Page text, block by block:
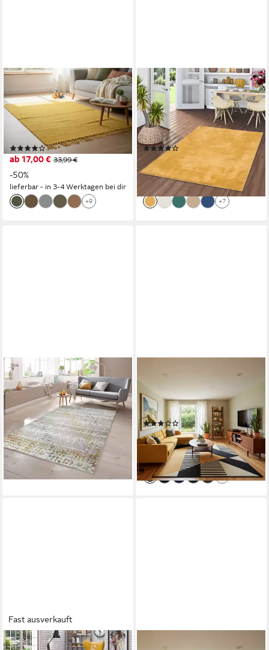
ELEGANT FLOORS
Teppich Chindi Gelb 60x90
cm Baumwolle handgewebt
Flachgewebe wendbar Boho,
Höhe: 9 mm
(22)
ab 17,00 € 33,99 €
-50%
lieferbar - in 3-4 Werktagen bei dir
+9
PERGAMON
Hochflor-Teppich Hochflor
Langflor Super Soft Teppich
Silky, Rechteckig, Höhe: 30
mm
(70)
ab 29,90 € UVP 69,90 €
-57%
lieferbar - in 2-3 Werktagen bei dir
+7
TEPPICHHOME24
Teppich Designer Teppich in
Lila Senfgelb Türkis,
rechteckig
ab 29,99 €
lieferbar - in 3-4 Werktagen bei dir
Teppich Passion Modern,
Rechteckig, Höhe: 9 mm
(4)
ab 29,90 € UVP34,90 €
lieferbar - in 2-3 Werktagen bei dir
+1
Fast ausverkauft
PERGAMON